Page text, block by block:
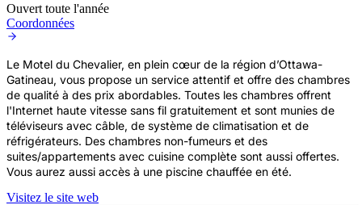
Ouvert toute l'année
Coordonnées
Le Motel du Chevalier, en plein cœur de la région d’Ottawa-
Gatineau, vous propose un service attentif et offre des chambres
de qualité à des prix abordables. Toutes les chambres offrent
l'Internet haute vitesse sans fil gratuitement et sont munies de
téléviseurs avec câble, de système de climatisation et de
réfrigérateurs. Des chambres non-fumeurs et des
suites/appartements avec cuisine complète sont aussi offertes.
Vous aurez aussi accès à une piscine chauffée en été.
Visitez le site web